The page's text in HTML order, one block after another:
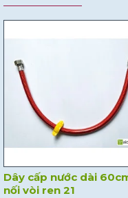
Dây cấp nước dài
nối vòi ren 21